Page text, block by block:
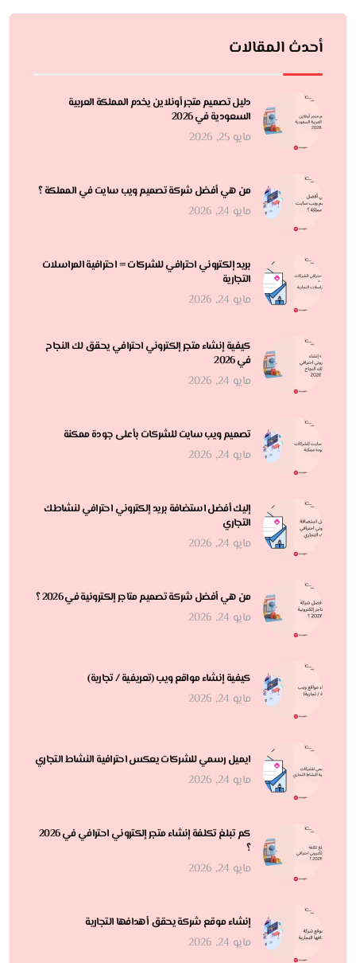
أحدث المقالات
دليل تصميم متجر أونلاين يخدم المملكة العربية
السعودية في 2026
مايو 25, 2026
من هي أفضل شركة تصميم ويب سايت في المملكة ؟
مايو 24, 2026
بريد إلكتروني احترافي للشركات = احترافية المراسلات
التجارية
مايو 24, 2026
كيفية إنشاء متجر إلكتروني احترافي يحقق لك النجاح
في 2026
مايو 24, 2026
تصميم ويب سايت للشركات بأعلى جودة ممكنة
مايو 24, 2026
إليك أفضل استضافة بريد إلكتروني احترافي لنشاطك
التجاري
مايو 24, 2026
من هي أفضل شركة تصميم متاجر إلكترونية في 2026 ؟
مايو 24, 2026
كيفية إنشاء مواقع ويب (تعريفية / تجارية)
مايو 24, 2026
ايميل رسمي للشركات يعكس احترافية النشاط التجاري
مايو 24, 2026
كم تبلغ تكلفة إنشاء متجر إلكتروني احترافي في 2026
؟
مايو 24, 2026
إنشاء موقع شركة يحقق أهدافها التجارية
مايو 24, 2026